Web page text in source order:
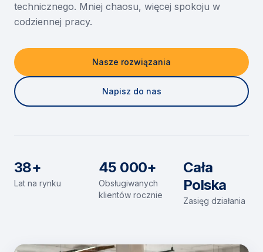
Kontakt
technicznego. Mniej chaosu, więcej spokoju w
codziennej pracy.
Nasze rozwiązania
Napisz do nas
38+
Lat na rynku
45 000+
Obsługiwanych
klientów rocznie
Cała
Polska
Zasięg działania